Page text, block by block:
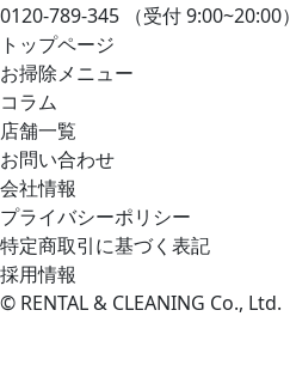
0120-789-345
（受付 9:00~20:00）
トップページ
お掃除メニュー
コラム
店舗一覧
お問い合わせ
会社情報
プライバシーポリシー
特定商取引に基づく表記
採用情報
© RENTAL & CLEANING Co., Ltd.